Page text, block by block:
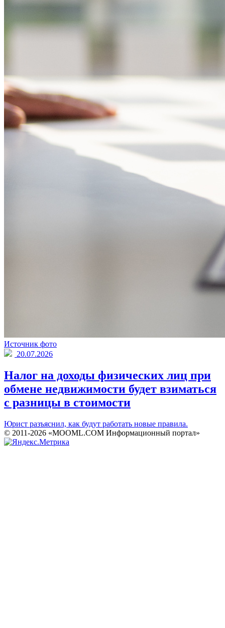
Источник фото
20.07.2026
Налог на доходы физических лиц при
обмене недвижимости будет взиматься
с разницы в стоимости
Юрист разъяснил, как будут работать новые правила.
© 2011-2026 «MOOML.COM Информационный портал»